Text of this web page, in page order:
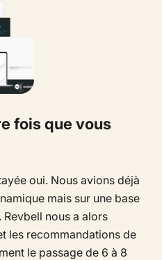
fois que vous
oui. Nous avions déjà
mais sur une base
Revbell nous a alors
les recommandations de
le passage de 6 à 8